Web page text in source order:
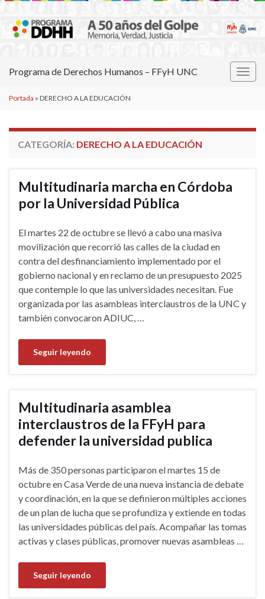
Programa de Derechos Humanos – FFyH UNC
Portada » DERECHO A LA EDUCACIÓN
CATEGORÍA: DERECHO A LA EDUCACIÓN
Multitudinaria marcha en Córdoba
por la Universidad Pública
El martes 22 de octubre se llevó a cabo una masiva
movilización que recorrió las calles de la ciudad en
contra del desfinanciamiento implementado por el
gobierno nacional y en reclamo de un presupuesto 2025
que contemple lo que las universidades necesitan. Fue
organizada por las asambleas interclaustros de la UNC y
también convocaron ADIUC, …
Seguir leyendo
Multitudinaria asamblea
interclaustros de la FFyH para
defender la universidad publica
Más de 350 personas participaron el martes 15 de
octubre en Casa Verde de una nueva instancia de debate
y coordinación, en la que se definieron múltiples acciones
de un plan de lucha que se profundiza y extiende en todas
las universidades públicas del país. Acompañar las tomas
activas y clases públicas, promover nuevas asambleas …
Seguir leyendo